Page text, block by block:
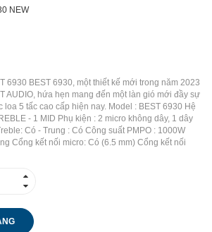
NEW
6930 BEST 6930, một thiết kế mới trong năm 2023
AUDIO, hứa hẹn mang đến một làn gió mới đầy sự
loa 5 tấc cao cấp hiện nay. Model : BEST 6930 Hệ
- 1 MID Phụ kiện : 2 micro không dây, 1 dây
Có - Trung : Có Công suất PMPO : 1000W
Cổng kết nối micro: Có (6.5 mm) Cổng kết nối